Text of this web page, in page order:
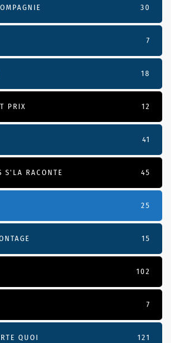
30
7
18
PRIX 12
41
S'LA RACONTE 45
25
15
102
7
QUOI 121